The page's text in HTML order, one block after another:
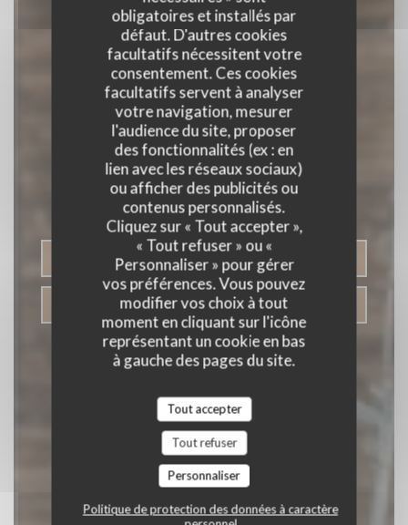
obligatoires et installés par
défaut. D'autres cookies
facultatifs nécessitent votre
consentement. Ces cookies
facultatifs servent à analyser
votre navigation, mesurer
l'audience du site, proposer
des fonctionnalités (ex : en
lien avec les réseaux sociaux)
ou afficher des publicités ou
contenus personnalisés.
Cliquez sur « Tout accepter »,
« Tout refuser » ou «
Personnaliser » pour gérer
vos préférences. Vous pouvez
modifier vos choix à tout
moment en cliquant sur l'icône
représentant un cookie en bas
à gauche des pages du site.
Tout accepter
Tout refuser
Personnaliser
Politique de protection des données à caractère
Pizza Bar Tex Mex
L'Hacienda
& BAR|SAINT-HERBLAIN
RÉSERVER
VENTE À EMPORTER